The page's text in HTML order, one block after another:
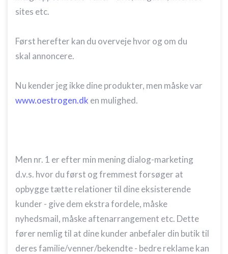
sites etc.
Først herefter kan du overveje hvor og om du
skal annoncere.
Nu kender jeg ikke dine produkter, men måske var
www.oestrogen.dk en mulighed.
Men nr. 1 er efter min mening dialog-marketing
d.v.s. hvor du først og fremmest forsøger at
opbygge tætte relationer til dine eksisterende
kunder - give dem ekstra fordele, måske
nyhedsmail, måske aftenarrangement etc. Dette
fører nemlig til at dine kunder anbefaler din butik til
deres familie/venner/bekendte - bedre reklame kan